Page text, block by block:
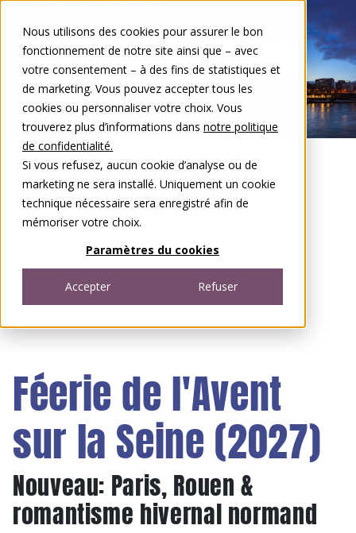
Nous utilisons des cookies pour assurer le bon
fonctionnement de notre site ainsi que – avec
votre consentement – à des fins de statistiques et
de marketing. Vous pouvez accepter tous les
cookies ou personnaliser votre choix. Vous
trouverez plus d’informations dans notre politique
de confidentialité.
Si vous refusez, aucun cookie d’analyse ou de
marketing ne sera installé. Uniquement un cookie
technique nécessaire sera enregistré afin de
mémoriser votre choix.
Paramètres du cookies
Accepter Refuser
DEFR
Open menu
Féerie de l'Avent
sur la Seine (2027)
Nouveau: Paris, Rouen &
romantisme hivernal normand